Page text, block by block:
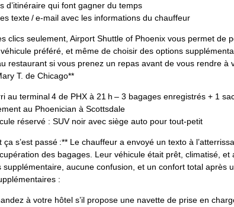
d’itinéraire qui font gagner du temps
texte / e‑mail avec les informations du chauffeur
clics seulement, Airport Shuttle of Phoenix vous permet de
préféré, et même de choisir des options
restaurant si vous prenez un repas avant de vous rendre à
T. de Chicago**
au terminal 4 de PHX à 21 h – 3 bagages enregistrés + 1
au Phoenician à Scottsdale
réservé : SUV noir avec siège auto pour tout‑petit
ça s’est passé :** Le chauffeur a envoyé un texto à
des bagages. Leur véhicule était prêt, climatisé, et
supplémentaire, aucune confusion, et un confort total après
:
à votre hôtel s’il propose une navette de prise en